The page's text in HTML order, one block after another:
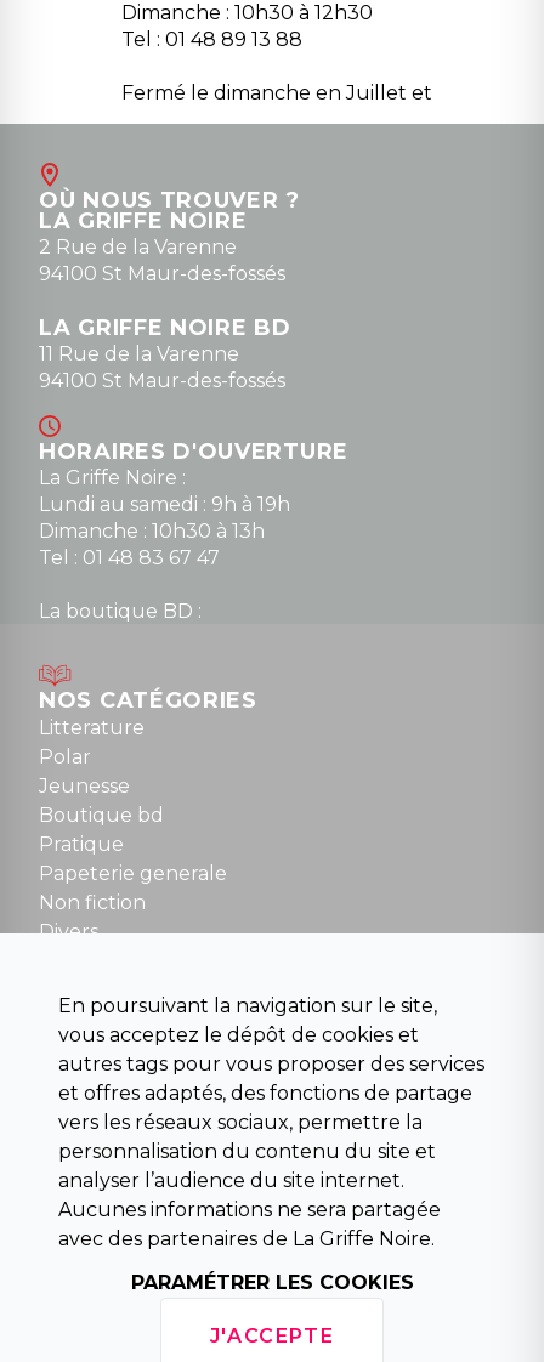
Dimanche : 10h30 à 12h30
Tel : 01 48 89 13 88
Fermé le dimanche en Juillet et
Août
contact@la-griffe-noire.com
0148836747
OÙ NOUS TROUVER ?
LA GRIFFE NOIRE
2 Rue de la Varenne
94100 St Maur-des-fossés
LA GRIFFE NOIRE BD
11 Rue de la Varenne
94100 St Maur-des-fossés
HORAIRES D'OUVERTURE
La Griffe Noire :
Lundi au samedi : 9h à 19h
Dimanche : 10h30 à 13h
Tel : 01 48 83 67 47
La boutique BD :
Mardi au samedi : 10h à 13h / 14h à 19h
Dimanche : 10h30 à 12h30
Tel : 01 48 89 13 88
NOUS CONTACTER
contact@la-griffe-noire.com
NOS CATÉGORIES
Litterature
Polar
Jeunesse
Boutique bd
Pratique
Papeterie generale
Non fiction
Divers
Para scolaire
Histoire
Pochoteque
Pleiade
INFORMATIONS
Droit de rétractation
Conditions générales de vente
Mentions légales
Horaires d'ouverture
En poursuivant la navigation sur le site,
vous acceptez le dépôt de cookies et
autres tags pour vous proposer des services
et offres adaptés, des fonctions de partage
vers les réseaux sociaux, permettre la
personnalisation du contenu du site et
analyser l’audience du site internet.
Aucunes informations ne sera partagée
avec des partenaires de La Griffe Noire.
PARAMÉTRER LES COOKIES
J'ACCEPTE